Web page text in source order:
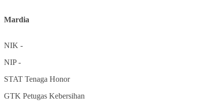
Mardia
NIK -
NIP-
STAT Tenaga Honor
GTK Petugas Kebersihan